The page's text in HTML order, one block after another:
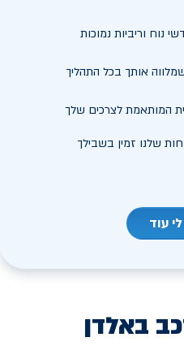
נוח וריביות נמוכות
אותך בכל התהליך
המותאמת לצרכים שלך
שלנו זמין בשבילך
עוד
באלדן